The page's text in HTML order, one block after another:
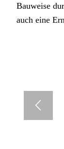
Bauweise
auch eine